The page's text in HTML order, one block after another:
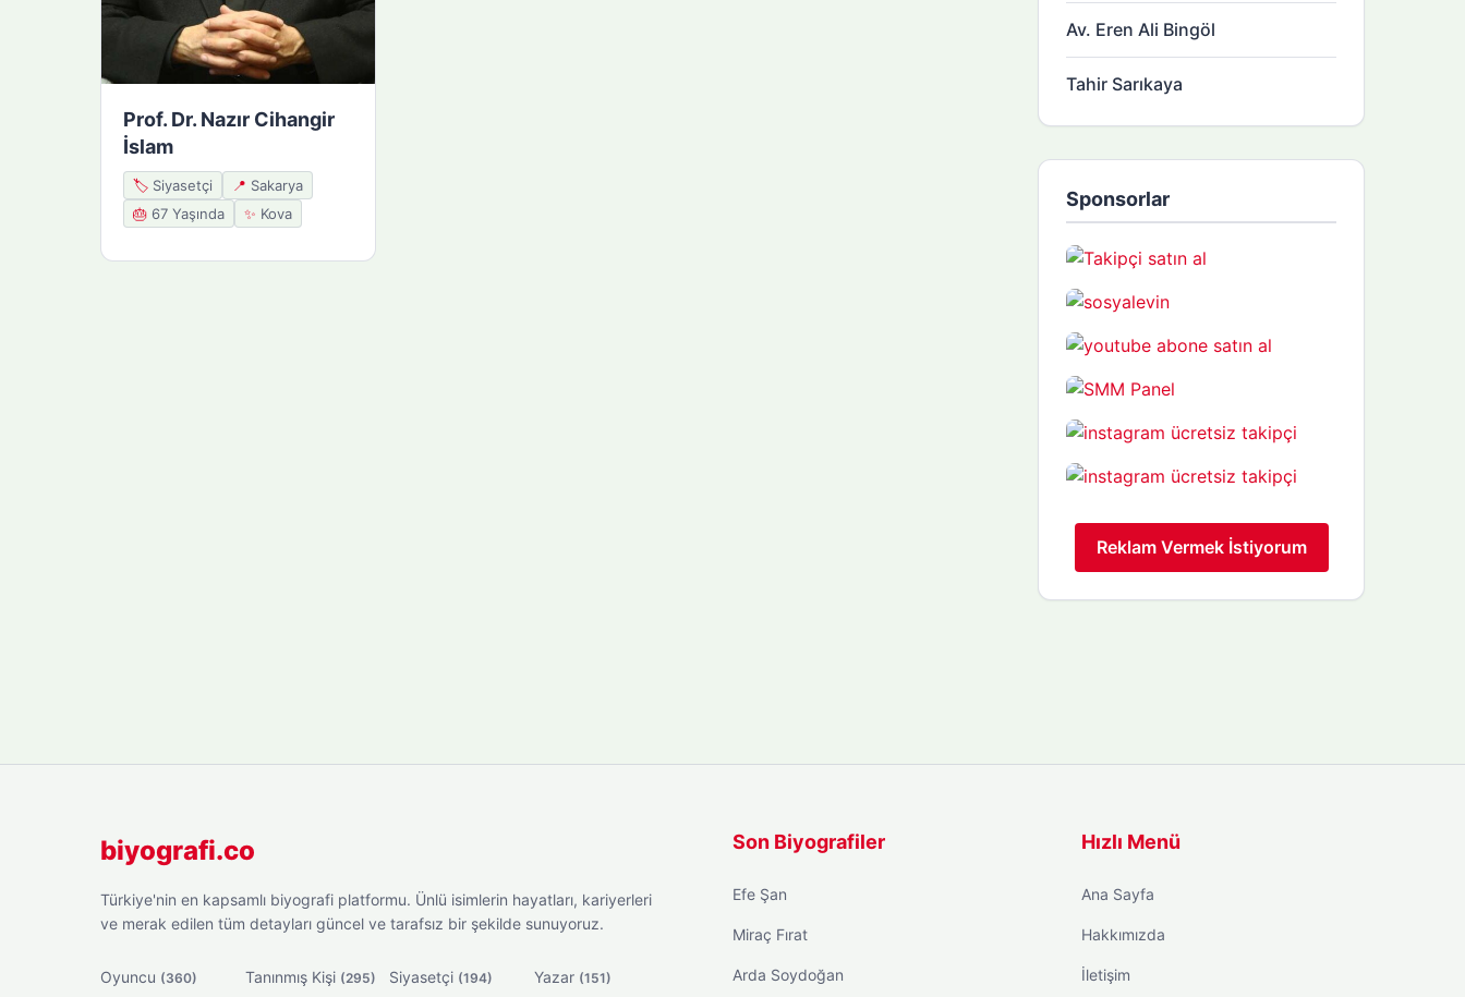
Prof. Dr. Nazır Cihangir
İslam
🏷️ Siyasetçi 📍 Sakarya
🎂 67 Yaşında ✨ Kova
Av. Eren Ali Bingöl
Tahir Sarıkaya
Sponsorlar
Reklam Vermek İstiyorum
biyografi.co
Türkiye'nin en kapsamlı biyografi platformu. Ünlü isimlerin hayatları, kariyerleri
ve merak edilen tüm detayları güncel ve tarafsız bir şekilde sunuyoruz.
Oyuncu (360) Tanınmış Kişi (295) Siyasetçi (194) Yazar (151)
Son Biyografiler
Efe Şan
Miraç Fırat
Arda Soydoğan
Hızlı Menü
Ana Sayfa
Hakkımızda
İletişim